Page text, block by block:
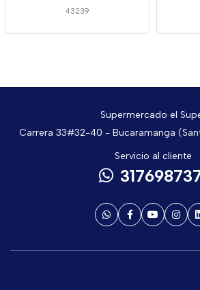
43239
Supermercado el
Carrera 33#32-40 - Bucaramanga
Servicio al cliente